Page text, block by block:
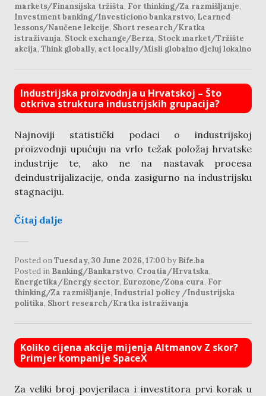
markets/Finansijska tržišta, For thinking/Za razmišljanje,
Investment banking/Investiciono bankarstvo, Learned
lessons/Naučene lekcije, Short research/Kratka
istraživanja, Stock exchange/Berza, Stock market/Tržište
akcija, Think globally, act locally/Misli globalno djeluj lokalno
Industrijska proizvodnja u Hrvatskoj – Što
otkriva struktura industrijskih grupacija?
Najnoviji statistički podaci o industrijskoj
proizvodnji upućuju na vrlo težak položaj hrvatske
industrije te, ako ne na nastavak procesa
deindustrijalizacije, onda zasigurno na industrijsku
stagnaciju.
Čitaj dalje
Posted onTuesday, 30 June 2026, 17:00 by Bife.ba
Posted in Banking/Bankarstvo, Croatia/Hrvatska,
Energetika/Energy sector, Eurozone/Zona eura, For
thinking/Za razmišljanje, Industrial policy /Industrijska
politika, Short research/Kratka istraživanja
Koliko cijena akcije mijenja Altmanov Z skor?
Primjer kompanije SpaceX
Za veliki broj povjerilaca i investitora prvi korak u